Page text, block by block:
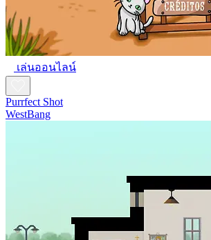
เล่นออนไลน์
Purrfect Shot
WestBang